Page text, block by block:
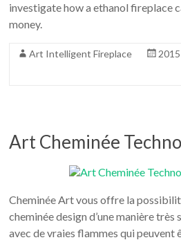
investigate how a ethanol fireplace
money.
Art Intelligent Fireplace
Art Cheminée
Cheminée Art vous offre la
cheminée design d’une manière très
avec de vraies flammes qui peuvent